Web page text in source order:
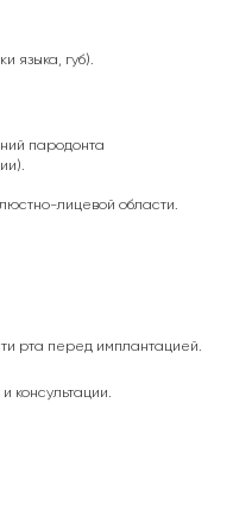
языка, губ).
пародонта
лицевой области.
рта перед имплантацией.
консультации.